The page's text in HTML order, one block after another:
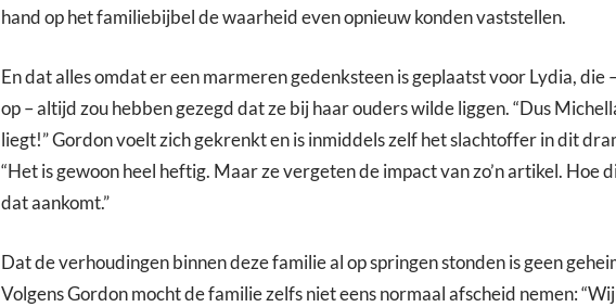
hand op het familiebijbel de waarheid even opnieuw konden vaststellen.
En dat alles omdat er een marmeren gedenksteen is geplaatst voor Lydia, die
op – altijd zou hebben gezegd dat ze bij haar ouders wilde liggen. “Dus
liegt!” Gordon voelt zich gekrenkt en is inmiddels zelf het slachtoffer in dit
“Het is gewoon heel heftig. Maar ze vergeten de impact van zo’n artikel. Hoe
dat aankomt.”
Dat de verhoudingen binnen deze familie al op springen stonden is geen
Volgens Gordon mocht de familie zelfs niet eens normaal afscheid nemen: “Wij